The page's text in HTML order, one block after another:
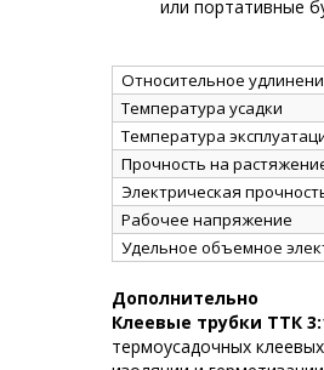
или портативные
Относительное
Температура усадки
Температура
Прочность на
Электрическая
Рабочее напряжение
Удельное объемное
Дополнительно
Клеевые трубки ТТК
термоусадочных